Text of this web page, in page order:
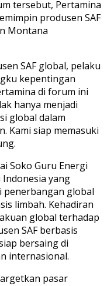
tersebut, Pertamina
produsen SAF
Montana
SAF global, pelaku
kepentingan
di forum ini
hanya menjadi
global dalam
Kami siap memasuki
Soko Guru Energi
yang
penerbangan global
limbah. Kehadiran
global terhadap
SAF berbasis
bersaing di
internasional.
pasar